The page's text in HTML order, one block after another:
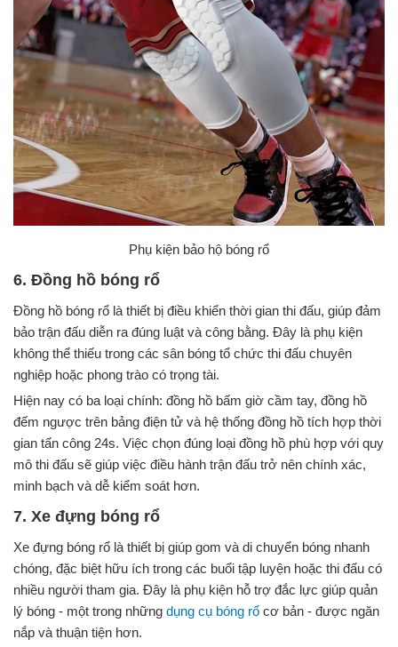
Phụ kiện bảo hộ bóng rổ
6. Đồng hồ bóng rổ
Đồng hồ bóng rổ là thiết bị điều khiển thời gian thi đấu, giúp đảm
bảo trận đấu diễn ra đúng luật và công bằng. Đây là phụ kiện
không thể thiếu trong các sân bóng tổ chức thi đấu chuyên
nghiệp hoặc phong trào có trọng tài.
Hiện nay có ba loại chính: đồng hồ bấm giờ cầm tay, đồng hồ
đếm ngược trên bảng điện tử và hệ thống đồng hồ tích hợp thời
gian tấn công 24s. Việc chọn đúng loại đồng hồ phù hợp với quy
mô thi đấu sẽ giúp việc điều hành trận đấu trở nên chính xác,
minh bạch và dễ kiểm soát hơn.
7. Xe đựng bóng rổ
Xe đựng bóng rổ là thiết bị giúp gom và di chuyển bóng nhanh
chóng, đặc biệt hữu ích trong các buổi tập luyện hoặc thi đấu có
nhiều người tham gia. Đây là phụ kiện hỗ trợ đắc lực giúp quản
lý bóng - một trong những dụng cụ bóng rổ cơ bản - được ngăn
nắp và thuận tiện hơn.